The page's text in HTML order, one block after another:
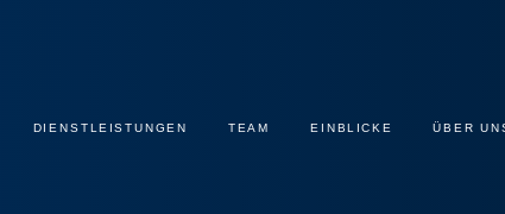
DIENSTLEISTUNGEN TEAM EINBLICKE ÜBER